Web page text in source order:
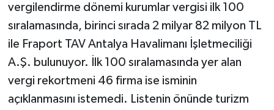
vergilendirme dönemi kurumlar vergisi ilk 100
sıralamasında, birinci sırada 2 milyar 82 milyon TL
ile Fraport TAV Antalya Havalimanı İşletmeciliği
A.Ş. bulunuyor. İlk 100 sıralamasında yer alan
vergi rekortmeni 46 firma ise isminin
açıklanmasını istemedi. Listenin önünde turizm